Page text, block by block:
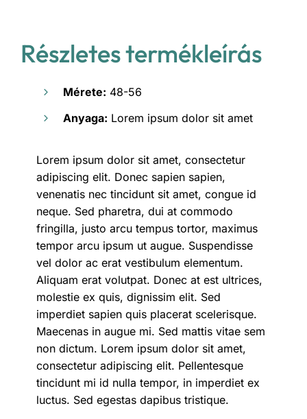
Részletes termékleírás
Mérete: 48-56
Anyaga: Lorem ipsum dolor sit amet
Lorem ipsum dolor sit amet, consectetur
adipiscing elit. Donec sapien sapien,
venenatis nec tincidunt sit amet, congue id
neque. Sed pharetra, dui at commodo
fringilla, justo arcu tempus tortor, maximus
tempor arcu ipsum ut augue. Suspendisse
vel dolor ac erat vestibulum elementum.
Aliquam erat volutpat. Donec at est ultrices,
molestie ex quis, dignissim elit. Sed
imperdiet sapien quis placerat scelerisque.
Maecenas in augue mi. Sed mattis vitae sem
non dictum. Lorem ipsum dolor sit amet,
consectetur adipiscing elit. Pellentesque
tincidunt mi id nulla tempor, in imperdiet ex
luctus. Sed egestas dapibus tristique.